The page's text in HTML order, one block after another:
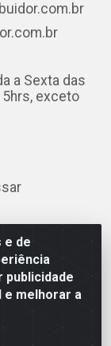
e de
publicidade
e melhorar a
a Sexta das
exceto
265 - Ariado,
- CNPJ